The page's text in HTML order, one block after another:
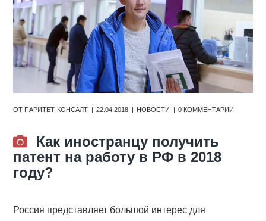
ОТПАРИТЕТ-КОНСАЛТ 22.04.2018 НОВОСТИ 0 КОММЕНТАРИИ
Как иностранцу получить
патент на работу в РФ в 2018
году?
Россия представляет большой интерес для